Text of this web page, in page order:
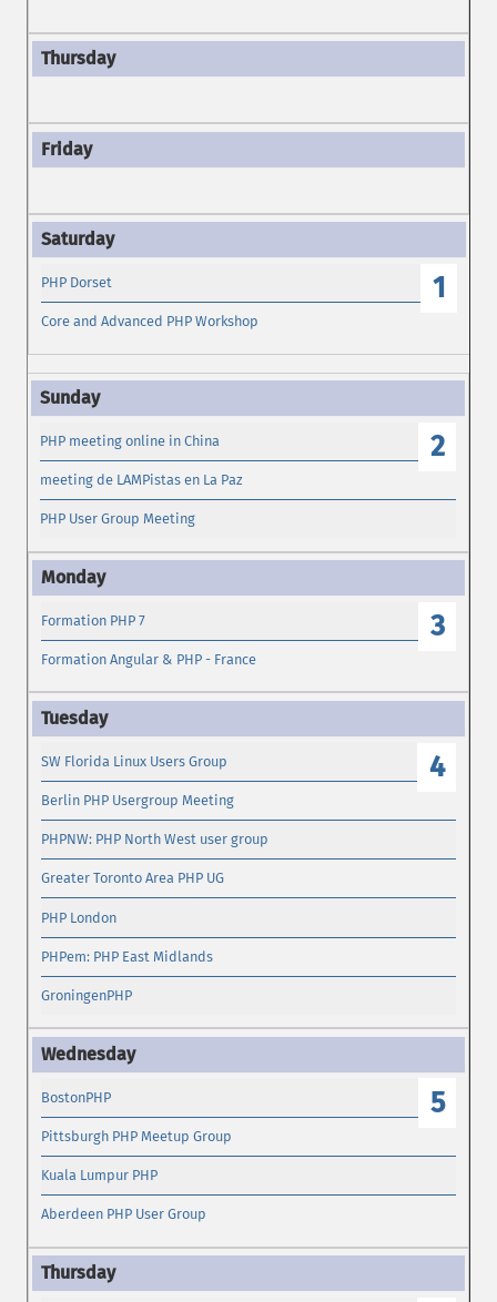
1
PHP Dorset
Core and Advanced PHP Workshop
2
PHP meeting online in China
meeting de LAMPistas en La Paz
PHP User Group Meeting
3
Formation PHP 7
Formation Angular & PHP - France
4
SW Florida Linux Users Group
Berlin PHP Usergroup Meeting
PHPNW: PHP North West user group
Greater Toronto Area PHP UG
PHP London
PHPem: PHP East Midlands
GroningenPHP
5
BostonPHP
Pittsburgh PHP Meetup Group
Kuala Lumpur PHP
Aberdeen PHP User Group